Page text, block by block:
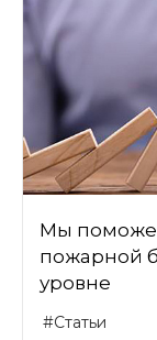
Мы
пожарной
уровне
#Статьи